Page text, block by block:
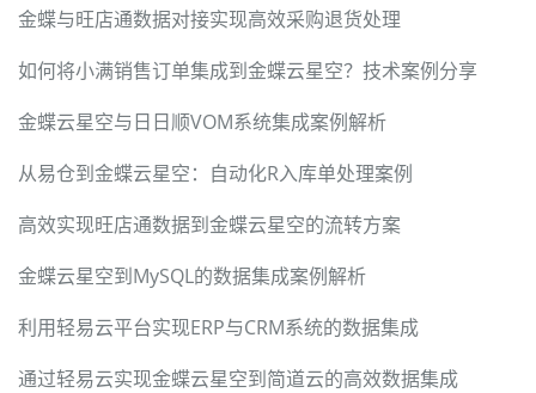
金蝶与旺店通数据对接实现高效采购退货处理
如何将小满销售订单集成到金蝶云星空？技术案例分享
金蝶云星空与日日顺VOM系统集成案例解析
从易仓到金蝶云星空：自动化R入库单处理案例
高效实现旺店通数据到金蝶云星空的流转方案
金蝶云星空到MySQL的数据集成案例解析
利用轻易云平台实现ERP与CRM系统的数据集成
通过轻易云实现金蝶云星空到简道云的高效数据集成